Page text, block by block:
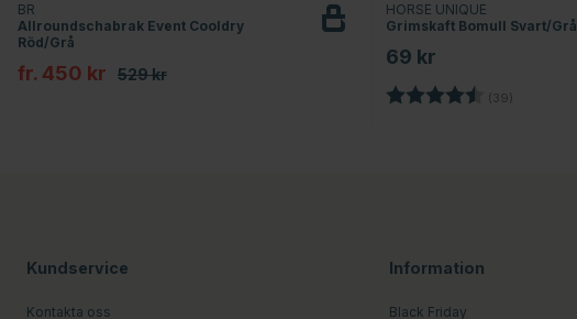
BR
Allroundschabrak Event Cooldry
Röd/Grå
fr. 450 kr 529 kr
HORSE UNIQUE
Grimskaft Bomull Svart/Grå
69 kr
Betyg: (39)
Kundservice
Kontakta oss
Information
Black Friday